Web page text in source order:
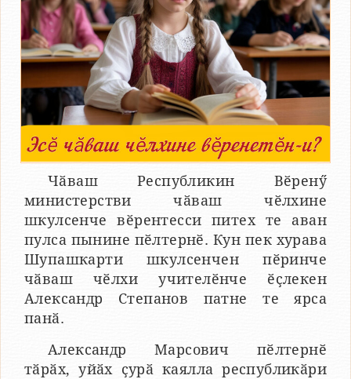
Чӑваш Республикин Вӗренӳ
министерстви чӑваш чӗлхине
шкулсенче вӗрентесси питех те аван
пулса пынине пӗлтернӗ. Кун пек хурава
Шупашкарти шкулсенчен пӗринче
чӑваш чӗлхи учителӗнче ӗҫлекен
Александр Степанов патне те ярса
панӑ.
Александр Марсович пӗлтернӗ
тӑрӑх, уйӑх ҫурӑ каялла республикӑри